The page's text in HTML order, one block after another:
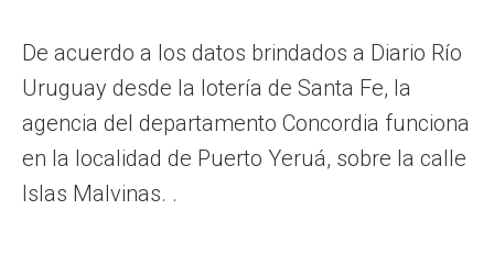
De acuerdo a los datos brindados a Diario Río
Uruguay desde la lotería de Santa Fe, la
agencia del departamento Concordia funciona
en la localidad de Puerto Yeruá, sobre la calle
Islas Malvinas. .